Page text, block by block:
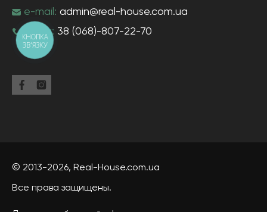
e-mail: admin@real-house.com.ua
тел-н: 38 (068)-807-22-70
© 2013-2026, Real-House.com.ua
Все права защищены.
КНОПКА
ЗВ'ЯЗКУ